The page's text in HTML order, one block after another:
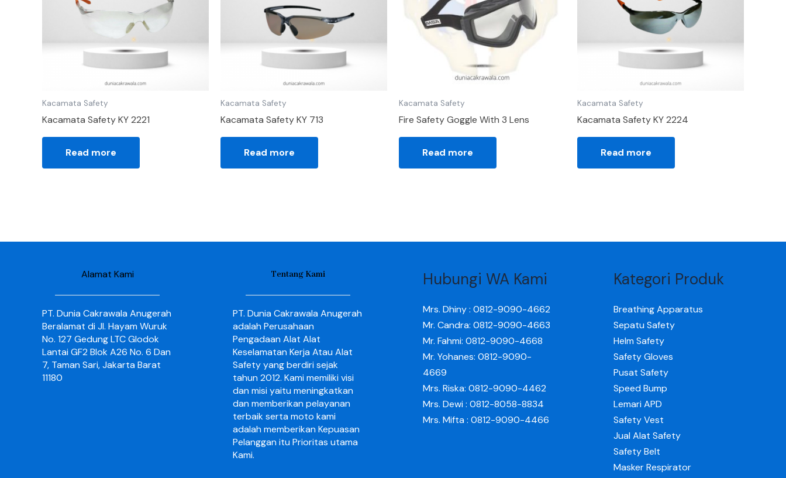
Kacamata Safety
Kacamata Safety KY 2221
Read more
Kacamata Safety
Kacamata Safety KY 713
Read more
Kacamata Safety
Fire Safety Goggle With 3 Lens
Read more
Kacamata Safety
Kacamata Safety KY 2224
Read more
Alamat Kami
PT. Dunia Cakrawala Anugerah
Beralamat di Jl. Hayam Wuruk
No. 127 Gedung LTC Glodok
Lantai GF2 Blok A26 No. 6 Dan
7, Taman Sari, Jakarta Barat
11180
Tentang Kami
PT. Dunia Cakrawala Anugerah
adalah Perusahaan
Pengadaan Alat Alat
Keselamatan Kerja Atau Alat
Safety yang berdiri sejak
tahun 2012. Kami memiliki visi
dan misi yaitu meningkatkan
dan memberikan pelayanan
terbaik serta moto kami
adalah memberikan Kepuasan
Pelanggan itu Prioritas utama
Kami.
Hubungi WA Kami
Mrs. Dhiny : 0812-9090-4662
Mr. Candra: 0812-9090-4663
Mr. Fahmi: 0812-9090-4668
Mr. Yohanes: 0812-9090-
4669
Mrs. Riska: 0812-9090-4462
Mrs. Dewi : 0812-8058-8834
Mrs. Mifta : 0812-9090-4466
Kategori Produk
Breathing Apparatus
Sepatu Safety
Helm Safety
Safety Gloves
Pusat Safety
Speed Bump
Lemari APD
Safety Vest
Jual Alat Safety
Safety Belt
Masker Respirator